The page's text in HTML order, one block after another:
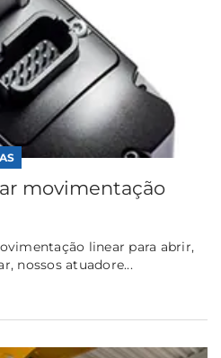
movimentação
linear para abrir,
nossos atuadore...